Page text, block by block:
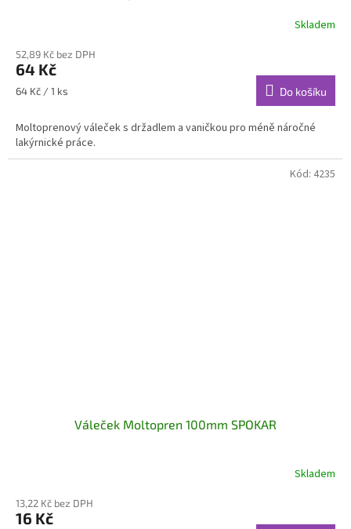
Skladem
52,89 Kč bez DPH
64 Kč
Měrná
64 Kč / 1 ks Do košíku
Moltoprenový váleček s držadlem a vaničkou pro méně náročné
lakýrnické práce.
Váleček Moltopren 100mm SPOKAR
Skladem
13,22 Kč bez DPH
16 Kč
Kód: 4235